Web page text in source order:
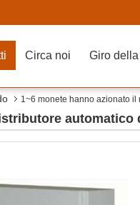
Circa noi Giro
1~6 monete hanno azionato